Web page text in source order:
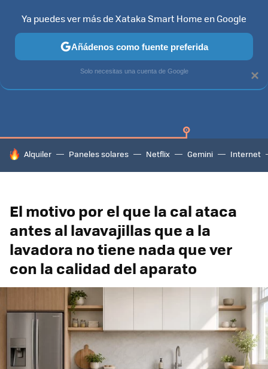
SAMSUNG SMART TV TIZEN SAMSUNG
HOY SE HABLA DE
Alquiler Paneles solares Netflix Gemini Internet
El motivo por el que la cal ataca
antes al lavavajillas que a la
lavadora no tiene nada que ver
con la calidad del aparato
×
Ya puedes ver más de Xataka Smart Home en Google
Añádenos como fuente preferida
Solo necesitas una cuenta de Google